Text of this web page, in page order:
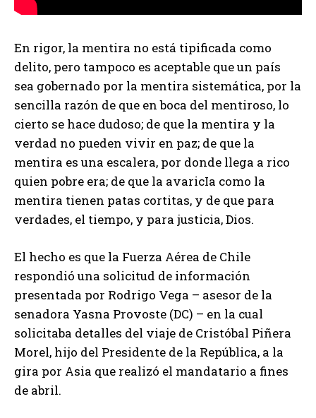
En rigor, la mentira no está tipificada como
delito, pero tampoco es aceptable que un país
sea gobernado por la mentira sistemática, por la
sencilla razón de que en boca del mentiroso, lo
cierto se hace dudoso; de que la mentira y la
verdad no pueden vivir en paz; de que la
mentira es una escalera, por donde llega a rico
quien pobre era; de que la avaricIa como la
mentira tienen patas cortitas, y de que para
verdades, el tiempo, y para justicia, Dios.
El hecho es que la Fuerza Aérea de Chile
respondió una solicitud de información
presentada por Rodrigo Vega – asesor de la
senadora Yasna Provoste (DC) – en la cual
solicitaba detalles del viaje de Cristóbal Piñera
Morel, hijo del Presidente de la República, a la
gira por Asia que realizó el mandatario a fines
de abril.